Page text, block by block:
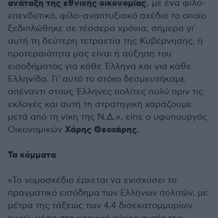
ανάταξη της εθνικής οικονομίας, με ένα φίλο-
επενδυτικό, φίλο-αναπτυξιακό σχέδιο το οποίο
ξεδιπλώθηκε σε τέσσερα χρόνια, σήμερα γι'
αυτή τη δεύτερη τετραετία της Κυβέρνησης, η
προτεραιότητα μας είναι η αύξηση του
εισοδήματος για κάθε Έλληνα και για κάθε
Ελληνίδα. Γι' αυτό το στόχο δεσμευτήκαμε
απέναντι στους Έλληνες πολίτες πολύ πριν τις
εκλογές και αυτή τη στρατηγική χαράζουμε
μετά από τη νίκη της Ν.Δ.», είπε ο υφυπουργός
Οικονομικών Χάρης Θεοχάρης.
Τα κόμματα
«Το νομοσχέδιο έρχεται να ενισχύσει το
πραγματικό εισόδημα των Ελλήνων πολιτών, με
μέτρα της τάξεως των 4,4 δισεκατομμυρίων